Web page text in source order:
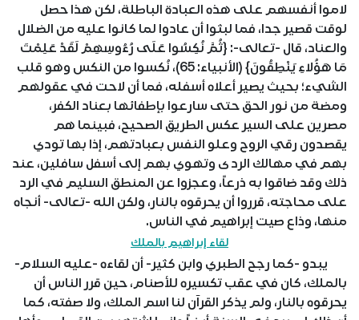
لاموا أنفسهم على هذه العبادة الباطلة، لكن هذا حصل
لوقت قصير جدا، فما لبثوا أن عادوا لما كانوا عليه من الضلال
والعناد، قال -تعالى-: {ثُمَّ نُكِسُوا عَلَى رُءُوسِهِمْ لَقَدْ عَلِمْتَ
مَا هَؤُلاءِ يَنْطِقُونَ} (الأنبياء: 65)، نُكسوا من النكس وهو قلب
الشيء؛ بحيث يصير أعلاه أسفله، فما أن لاحت في عقولهم
ومضة من نور الحق حتى سارعوا بإطفائها بعناد الكفر،
مصرين على السير عكس الطريق الصحيح، فبينما هم
يقصدون رقي الروح وعلو النفس بعبادتهم، إذا بها تودي
بهم في مهالك الردى وتهوي بهم إلى أسفل سافلين، عند
ذلك وقد ضاقوا به ذرعاً، وعجزوا عن المنطق السليم في الرد
على محاجته، قرروا أن يحرقوه بالنار، ولكن الله -تعالى- أنجاه
منها، وذاع صيت إبراهيم في الناس.
لقاء إبراهيم بالملك
يبدو -كما رجح الطبري وابن كثير- أن لقاءه -عليه السلام-
بالملك، كان في عقب تكسيره للأصنام، حين قرر الناس أن
يحرقوه بالنار، ولم يذكر القرآن لنا اسم الملك، ولا صفته، كما